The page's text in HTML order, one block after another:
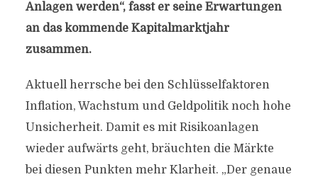
Anlagen werden“, fasst er seine Erwartungen
an das kommende Kapitalmarktjahr
zusammen.
Aktuell herrsche bei den Schlüsselfaktoren
Inflation, Wachstum und Geldpolitik noch hohe
Unsicherheit. Damit es mit Risikoanlagen
wieder aufwärts geht, bräuchten die Märkte
bei diesen Punkten mehr Klarheit. „Der genaue